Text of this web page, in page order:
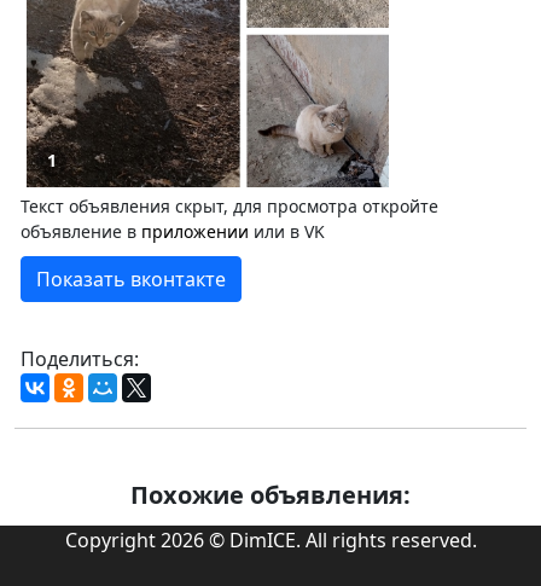
1
Текст объявления скрыт, для просмотра откройте
объявление в приложении или в VK
Показать вконтакте
Поделиться:
Похожие объявления:
Copyright 2026 © DimICE. All rights reserved.